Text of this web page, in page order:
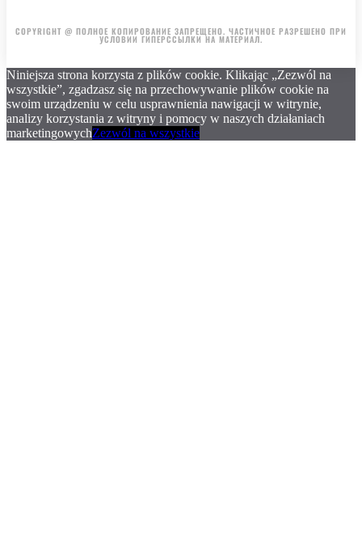
COPYRIGHT @ ПОЛНОЕ КОПИРОВАНИЕ ЗАПРЕЩЕНО. ЧАСТИЧНОЕ РАЗРЕШЕНО ПРИ
УСЛОВИИ ГИПЕРССЫЛКИ НА МАТЕРИАЛ.
Niniejsza strona korzysta z plików cookie. Klikając „Zezwól na
wszystkie”, zgadzasz się na przechowywanie plików cookie na
swoim urządzeniu w celu usprawnienia nawigacji w witrynie,
analizy korzystania z witryny i pomocy w naszych działaniach
marketingowychZezwól na wszystkie